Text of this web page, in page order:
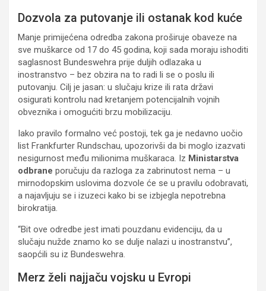
Dozvola za putovanje ili ostanak kod kuće
Manje primijećena odredba zakona proširuje obaveze na
sve muškarce od 17 do 45 godina, koji sada moraju ishoditi
saglasnost Bundeswehra prije duljih odlazaka u
inostranstvo – bez obzira na to radi li se o poslu ili
putovanju. Cilj je jasan: u slučaju krize ili rata državi
osigurati kontrolu nad kretanjem potencijalnih vojnih
obveznika i omogućiti brzu mobilizaciju.
Iako pravilo formalno već postoji, tek ga je nedavno uočio
list Frankfurter Rundschau, upozorivši da bi moglo izazvati
nesigurnost među milionima muškaraca. Iz Ministarstva
odbrane poručuju da razloga za zabrinutost nema – u
mirnodopskim uslovima dozvole će se u pravilu odobravati,
a najavljuju se i izuzeci kako bi se izbjegla nepotrebna
birokratija.
“Bit ove odredbe jest imati pouzdanu evidenciju, da u
slučaju nužde znamo ko se dulje nalazi u inostranstvu”,
saopćili su iz Bundeswehra.
Merz želi najjaču vojsku u Evropi